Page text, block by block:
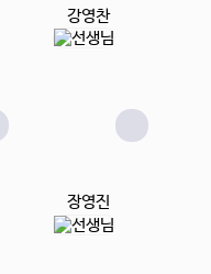
강영찬
장영진